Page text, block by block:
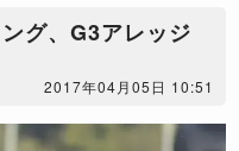
グ、G3アレッジ
2017年04月05日 10:51